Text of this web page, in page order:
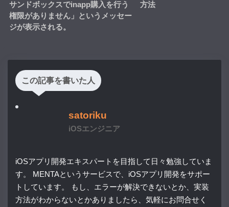
サンドボックスでinapp購入を行う
権限がありません」というメッセー
ジが表示される。
方法
この記事を書いた人
satoriku
iOSエンジニア
iOSアプリ開発エキスパートを目指して日々勉強していま
す。 MENTAというサービスで、iOSアプリ開発をサポー
トしています。 もし、エラーが解決できないとか、実装
方法がわからないとかありましたら、気軽にお問合せく